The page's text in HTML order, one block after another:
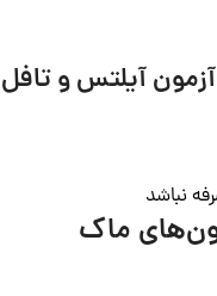
آیلتس و تافل
نباشد
ماک